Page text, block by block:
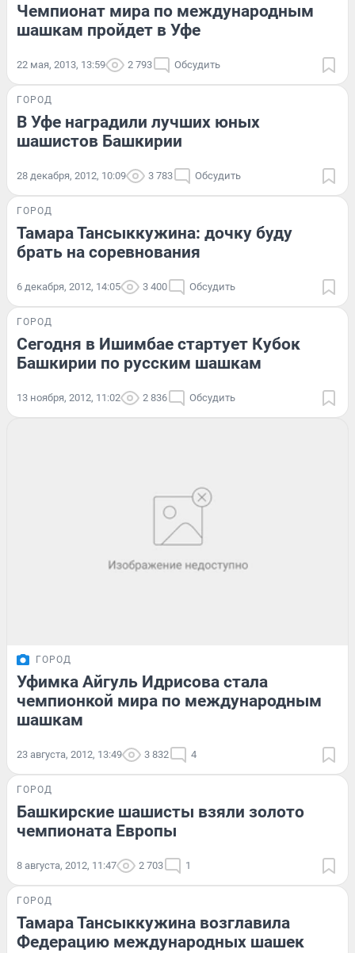
Чемпионат мира по международным
шашкам пройдет в Уфе
22 мая, 2013, 13:59 2 793 Обсудить
ГОРОД
В Уфе наградили лучших юных
шашистов Башкирии
28 декабря, 2012, 10:09 3 783 Обсудить
ГОРОД
Тамара Тансыккужина: дочку буду
брать на соревнования
6 декабря, 2012, 14:05 3 400 Обсудить
ГОРОД
Сегодня в Ишимбае стартует Кубок
Башкирии по русским шашкам
13 ноября, 2012, 11:02 2 836 Обсудить
ГОРОД
Уфимка Айгуль Идрисова стала
чемпионкой мира по международным
шашкам
23 августа, 2012, 13:49 3 832 4
ГОРОД
Башкирские шашисты взяли золото
чемпионата Европы
8 августа, 2012, 11:47 2 703 1
ГОРОД
Тамара Тансыккужина возглавила
Федерацию международных шашек